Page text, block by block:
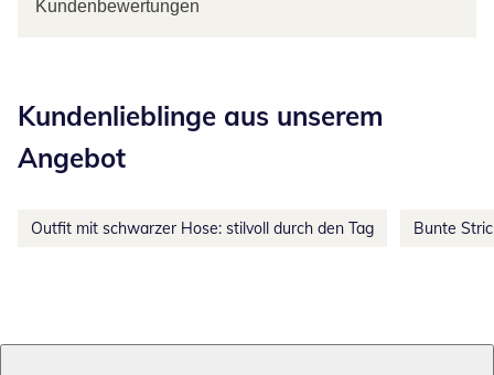
Kundenbewertungen
Kundenlieblinge aus unserem
Angebot
Outfit mit schwarzer Hose: stilvoll durch den Tag Bunte